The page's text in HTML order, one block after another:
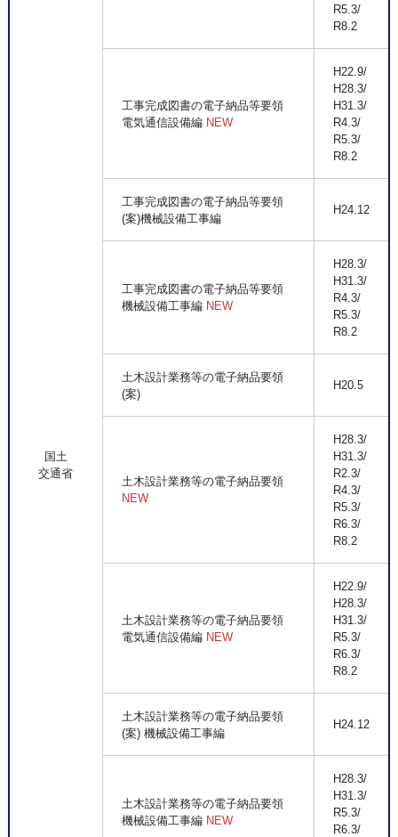
国土
交通省
R5.3/
R8.2
工事完成図書の電子納品等要領
電気通信設備編 NEW
H22.9/
H28.3/
H31.3/
R4.3/
R5.3/
R8.2
工事完成図書の電子納品等要領
(案)機械設備工事編
H24.12
工事完成図書の電子納品等要領
機械設備工事編 NEW
H28.3/
H31.3/
R4.3/
R5.3/
R8.2
土木設計業務等の電子納品要領
(案)
H20.5
土木設計業務等の電子納品要領
NEW
H28.3/
H31.3/
R2.3/
R4.3/
R5.3/
R6.3/
R8.2
土木設計業務等の電子納品要領
電気通信設備編 NEW
H22.9/
H28.3/
H31.3/
R5.3/
R6.3/
R8.2
土木設計業務等の電子納品要領
(案) 機械設備工事編
H24.12
土木設計業務等の電子納品要領
機械設備工事編 NEW
H28.3/
H31.3/
R5.3/
R6.3/